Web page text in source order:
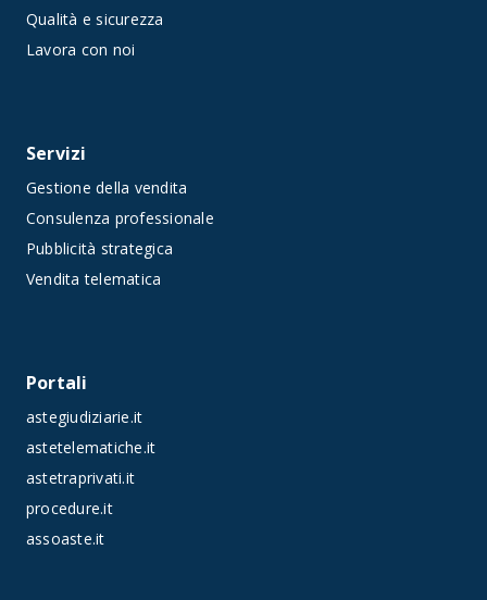
Qualità e sicurezza
Lavora con noi
Servizi
Gestione della vendita
Consulenza professionale
Pubblicità strategica
Vendita telematica
Portali
astegiudiziarie.it
astetelematiche.it
astetraprivati.it
procedure.it
assoaste.it